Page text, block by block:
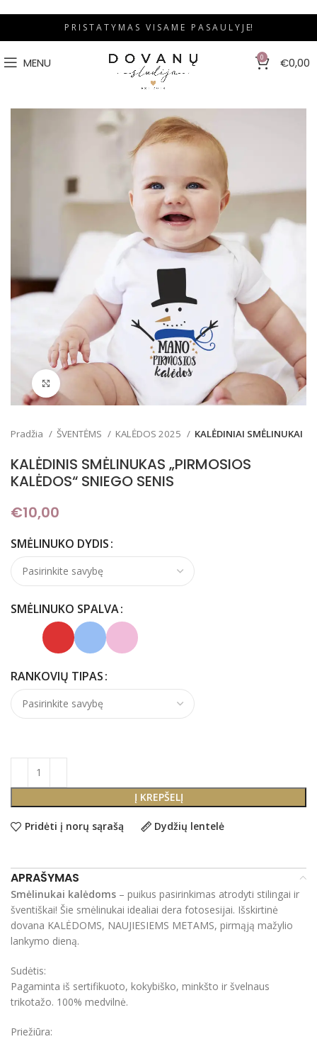
P R I S T A T Y M A S V I S A M E P A S A U L Y J E!
MENU 0 €0,00
Padidinti
Pradžia ŠVENTĖMS KALĖDOS 2025 KALĖDINIAI SMĖLINUKAI
KALĖDINIS SMĖLINUKAS „PIRMOSIOS
KALĖDOS“ SNIEGO SENIS
€10,00
SMĖLINUKO DYDIS
SMĖLINUKO SPALVA
RANKOVIŲ TIPAS
Į KREPŠELĮ
Pridėti į norų sąrašą Dydžių lentelė
APRAŠYMAS
Smėlinukai kalėdoms – puikus pasirinkimas atrodyti stilingai ir
šventiškai! Šie smėlinukai idealiai dera fotosesijai. Išskirtinė
dovana KALĖDOMS, NAUJIESIEMS METAMS, pirmąją mažylio
lankymo dieną.
Sudėtis:
Pagaminta iš sertifikuoto, kokybiško, minkšto ir švelnaus
trikotažo. 100% medvilnė.
Priežiūra: